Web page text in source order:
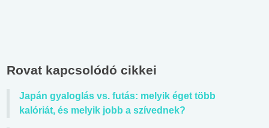
Rovat kapcsolódó cikkei
Japán gyaloglás vs. futás: melyik éget több
kalóriát, és melyik jobb a szívednek?